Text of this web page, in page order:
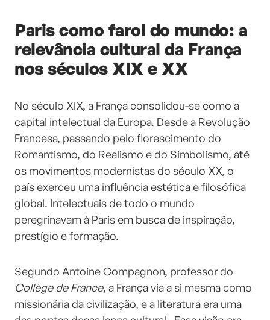
Paris como farol do mundo: a
relevância cultural da França
nos séculos XIX e XX
No século XIX, a França consolidou-se como a
capital intelectual da Europa. Desde a Revolução
Francesa, passando pelo florescimento do
Romantismo, do Realismo e do Simbolismo, até
os movimentos modernistas do século XX, o
país exerceu uma influência estética e filosófica
global. Intelectuais de todo o mundo
peregrinavam à Paris em busca de inspiração,
prestígio e formação.
Segundo Antoine Compagnon, professor do
Collège de France, a França via a si mesma como
missionária da civilização, e a literatura era uma
1